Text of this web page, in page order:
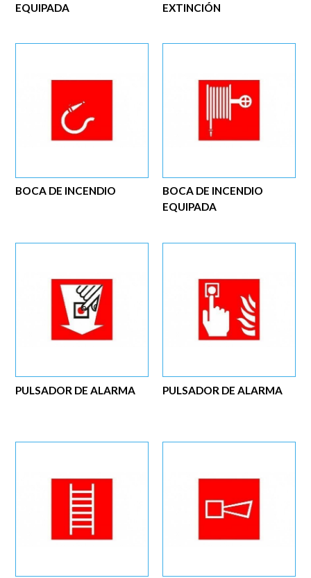
EXTINCIÓN
EQUIPADA
BOCA DE INCENDIO
EQUIPADA
BOCA DE INCENDIO
PULSADOR DE ALARMA
PULSADOR DE ALARMA